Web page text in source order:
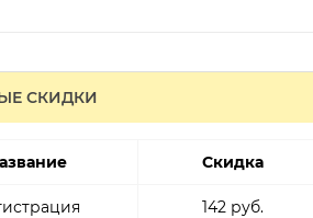
СКИДКИ
Скидка
142 руб.